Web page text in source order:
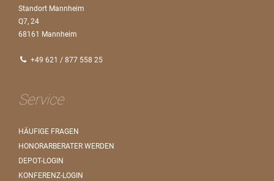
Standort Mannheim
Q7, 24
68161 Mannheim
+49 621 / 877 558 25
Service
HÄUFIGE FRAGEN
HONORARBERATER WERDEN
DEPOT-LOGIN
KONFERENZ-LOGIN